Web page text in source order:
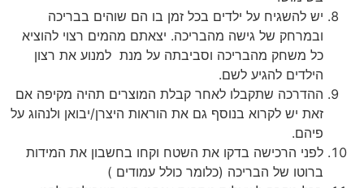
יש להשגיח על ילדים בכל זמן בו הם שוהים בבריכה
ובמרחק של גישה מהבריכה. יצאתם מהמים רצוי להוציא
כל משחק מהבריכה וסביבתה על מנת למנוע את רצון
הילדים להגיע לשם.
ההדרכה שתקבלו לאחר קבלת המוצרים תהיה מקיפה אם
זאת יש לקרוא בנוסף גם את הוראות היצרן/יבואן ולנהוג על
פיהם.
לפני הרכישה בדקו את השטח וקחו בחשבון את המידות
ברוטו של הבריכה (כלומר כולל עמודים )